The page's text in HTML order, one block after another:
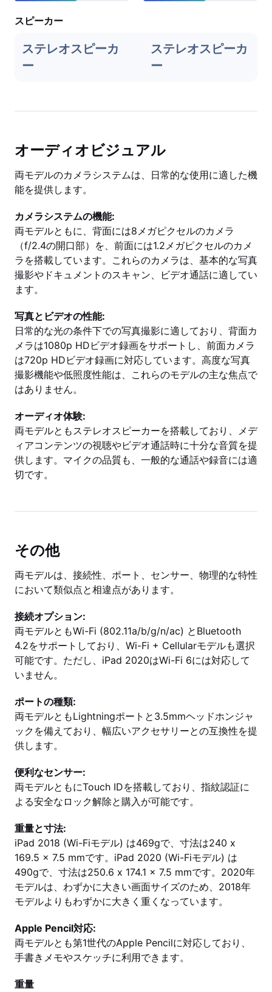
スピーカー
ステレオスピーカ
ー
ステレオスピーカ
ー
オーディオビジュアル
両モデルのカメラシステムは、日常的な使用に適した機
能を提供します。
カメラシステムの機能:
両モデルともに、背面には8メガピクセルのカメラ
（f/2.4の開口部）を、前面には1.2メガピクセルのカメ
ラを搭載しています。これらのカメラは、基本的な写真
撮影やドキュメントのスキャン、ビデオ通話に適してい
ます。
写真とビデオの性能:
日常的な光の条件下での写真撮影に適しており、背面カ
メラは1080p HDビデオ録画をサポートし、前面カメラ
は720p HDビデオ録画に対応しています。高度な写真
撮影機能や低照度性能は、これらのモデルの主な焦点で
はありません。
オーディオ体験:
両モデルともステレオスピーカーを搭載しており、メデ
ィアコンテンツの視聴やビデオ通話時に十分な音質を提
供します。マイクの品質も、一般的な通話や録音には適
切です。
その他
両モデルは、接続性、ポート、センサー、物理的な特性
において類似点と相違点があります。
接続オプション:
両モデルともWi-Fi (802.11a/b/g/n/ac) とBluetooth
4.2をサポートしており、Wi-Fi + Cellularモデルも選択
可能です。ただし、iPad 2020はWi-Fi 6には対応して
いません。
ポートの種類:
両モデルともLightningポートと3.5mmヘッドホンジャ
ックを備えており、幅広いアクセサリーとの互換性を提
供します。
便利なセンサー:
両モデルともにTouch IDを搭載しており、指紋認証に
よる安全なロック解除と購入が可能です。
重量と寸法:
iPad 2018 (Wi-Fiモデル) は469gで、寸法は240 x
169.5 x 7.5 mmです。iPad 2020 (Wi-Fiモデル) は
490gで、寸法は250.6 x 174.1 x 7.5 mmです。2020年
モデルは、わずかに大きい画面サイズのため、2018年
モデルよりもわずかに大きく重くなっています。
Apple Pencil対応:
両モデルとも第1世代のApple Pencilに対応しており、
手書きメモやスケッチに利用できます。
重量